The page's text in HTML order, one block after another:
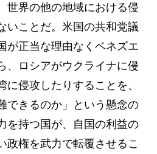
世界の他の地域における侵
いことだ。米国の共和党議
が正当な理由なくベネズエ
、ロシアがウクライナに侵
に侵攻したりすることを、
できるのか」という懸念の
を持つ国が、自国の利益の
政権を武力で転覆させるこ